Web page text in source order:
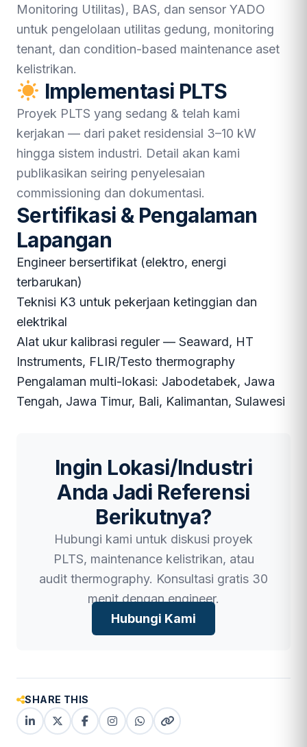
Monitoring Utilitas), BAS, dan sensor YADO
untuk pengelolaan utilitas gedung, monitoring
tenant, dan condition-based maintenance aset
kelistrikan.
Implementasi PLTS
Proyek PLTS yang sedang & telah kami
kerjakan — dari paket residensial 3–10 kW
hingga sistem industri. Detail akan kami
publikasikan seiring penyelesaian
commissioning dan dokumentasi.
Sertifikasi & Pengalaman
Lapangan
Engineer bersertifikat (elektro, energi
terbarukan)
Teknisi K3 untuk pekerjaan ketinggian dan
elektrikal
Alat ukur kalibrasi reguler — Seaward, HT
Instruments, FLIR/Testo thermography
Pengalaman multi-lokasi: Jabodetabek, Jawa
Tengah, Jawa Timur, Bali, Kalimantan, Sulawesi
Ingin Lokasi/Industri
Anda Jadi Referensi
Berikutnya?
Hubungi kami untuk diskusi proyek
PLTS, maintenance kelistrikan, atau
audit thermography. Konsultasi gratis 30
menit dengan engineer.
Hubungi Kami
SHARE THIS
LinkedIn
X
FacebookInstagramWhatsApp
Copy